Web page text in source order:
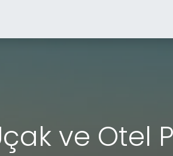
ve Otel